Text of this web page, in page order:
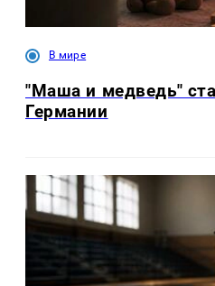
В мире
"Маша и медведь"
Германии